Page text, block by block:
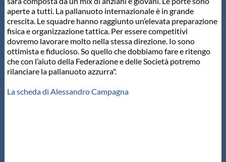
aperte a tutti. La pallanuoto internazionale è in grande
crescita. Le squadre hanno raggiunto un’elevata preparazione
fisica e organizzazione tattica. Per essere competitivi
dovremo lavorare molto nella stessa direzione. Io sono
ottimista e fiducioso. So quello che dobbiamo fare e ritengo
che con l’aiuto della Federazione e delle Società potremo
rilanciare la pallanuoto azzurra".
La scheda di Alessandro Campagna